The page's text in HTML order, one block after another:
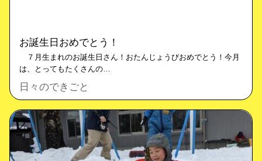
お誕生日おめでとう！
７月生まれのお誕生日さん！おたんじょうびおめでとう！今月
は、とってもたくさんの…
日々のできごと